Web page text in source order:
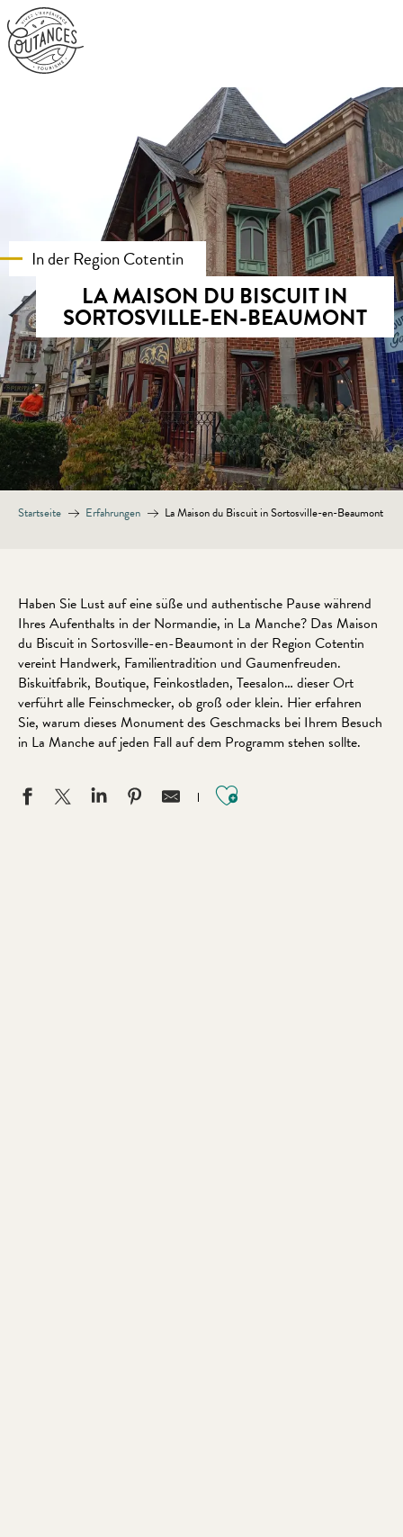
Aller
au
contenu
principal
In der Region Cotentin
LA MAISON DU BISCUIT IN
SORTOSVILLE-EN-BEAUMONT
Startseite Erfahrungen La Maison du Biscuit in Sortosville-en-Beaumont
Haben Sie Lust auf eine süße und authentische Pause während
Ihres Aufenthalts in der Normandie, in La Manche? Das Maison
du Biscuit in Sortosville-en-Beaumont in der Region Cotentin
vereint Handwerk, Familientradition und Gaumenfreuden.
Biskuitfabrik, Boutique, Feinkostladen, Teesalon… dieser Ort
verführt alle Feinschmecker, ob groß oder klein. Hier erfahren
Sie, warum dieses Monument des Geschmacks bei Ihrem Besuch
in La Manche auf jeden Fall auf dem Programm stehen sollte.
Ajouter aux